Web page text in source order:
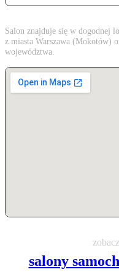
Salon znajduje się w dogodnej
z miasta Warszawa (Mokotów)
województwa.
salony